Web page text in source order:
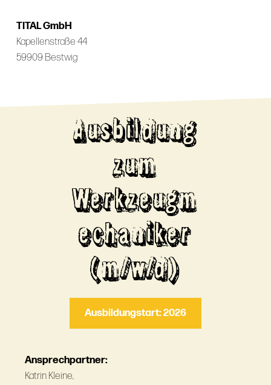
TITAL GmbH
Kapellenstraße 44
59909 Bestwig
Ausbildung
zum
Werkzeugm
echaniker
(m/w/d)
Ausbildungstart: 2026
Ansprechpartner:
Katrin Kleine,